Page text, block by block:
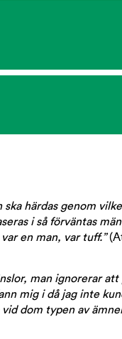
härdas genom
i så förväntas
en man, var tuff.”
man ignorerar
mig i då jag inte
dom typen av